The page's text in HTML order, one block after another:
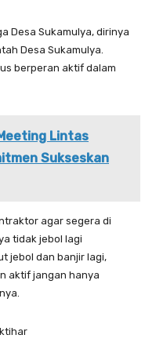
Desa Sukamulya, dirinya
Desa Sukamulya.
berperan aktif dalam
Lintas
Sukseskan
agar segera di
tidak jebol lagi
jebol dan banjir lagi,
aktif jangan hanya